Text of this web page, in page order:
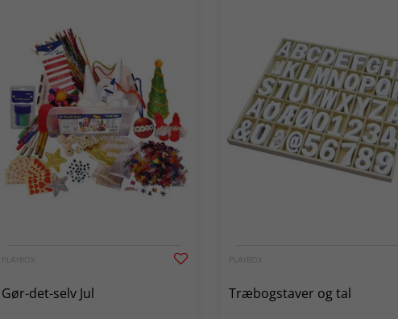
PLAYBOX
Gør-det-selv Jul
PLAYBOX
Træbogstaver og tal